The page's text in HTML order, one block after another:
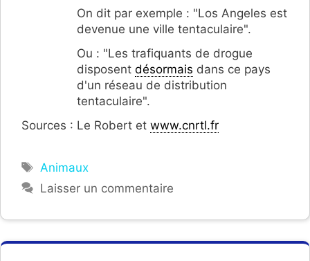
On dit par exemple : "Los Angeles est
devenue une ville tentaculaire".
Ou : "Les trafiquants de drogue
disposent désormais dans ce pays
d'un réseau de distribution
tentaculaire".
Sources : Le Robert et www.cnrtl.fr
Étiquettes
Animaux
Laisser un commentaire